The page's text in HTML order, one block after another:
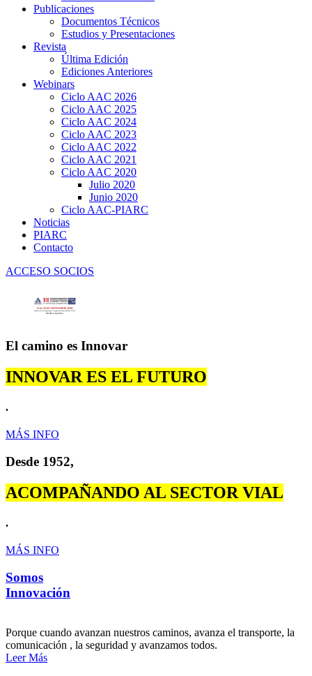
Publicaciones
Documentos Técnicos
Estudios y Presentaciones
Revista
Última Edición
Ediciones Anteriores
Webinars
Ciclo AAC 2026
Ciclo AAC 2025
Ciclo AAC 2024
Ciclo AAC 2023
Ciclo AAC 2022
Ciclo AAC 2021
Ciclo AAC 2020
Julio 2020
Junio 2020
Ciclo AAC-PIARC
Noticias
PIARC
Contacto
ACCESO SOCIOS
El camino es Innovar
INNOVAR ES EL FUTURO
.
MÁS INFO
Desde 1952,
ACOMPAÑANDO AL SECTOR VIAL
.
MÁS INFO
Somos
Innovación
Porque cuando avanzan nuestros caminos, avanza el transporte, la
comunicación , la seguridad y avanzamos todos.
Leer Más